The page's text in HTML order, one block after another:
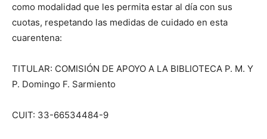
como modalidad que les permita estar al día con sus
cuotas, respetando las medidas de cuidado en esta
cuarentena:
TITULAR: COMISIÓN DE APOYO A LA BIBLIOTECA P. M. Y
P. Domingo F. Sarmiento
CUIT: 33-66534484-9